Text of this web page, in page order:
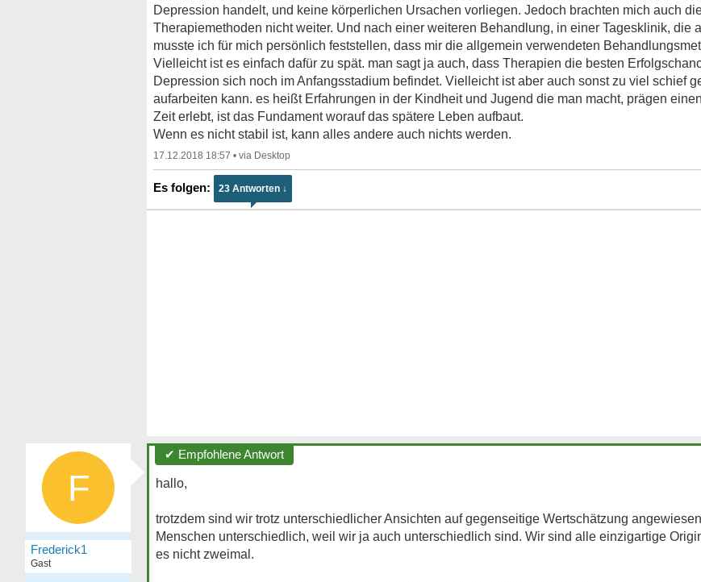
Depression handelt, und keine körperlichen Ursachen vorliegen. Jedoch brachten mich auch
Therapiemethoden nicht weiter. Und nach einer weiteren Behandlung, in einer Tagesklinik, die
musste ich für mich persönlich feststellen, dass mir die allgemein verwendeten
Vielleicht ist es einfach dafür zu spät. man sagt ja auch, dass Therapien die besten
Depression sich noch im Anfangsstadium befindet. Vielleicht ist aber auch sonst zu viel schief
aufarbeiten kann. es heißt Erfahrungen in der Kindheit und Jugend die man macht, prägen
Zeit erlebt, ist das Fundament worauf das spätere Leben aufbaut.
Wenn es nicht stabil ist, kann alles andere auch nichts werden.
17.12.2018 18:57 •
23 Antworten ↓
F
Frederick1
Gast
✔ Empfohlene Antwort
hallo,
trotzdem sind wir trotz unterschiedlicher Ansichten auf gegenseitige Wertschätzung
Menschen unterschiedlich, weil wir ja auch unterschiedlich sind. Wir sind alle einzigartige
es nicht zweimal.